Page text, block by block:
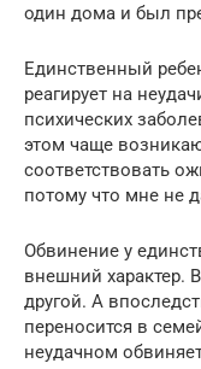
один дома и был
Единственный
реагирует на
психических
этом чаще
соответствовать
потому что мне не
Обвинение у
внешний характер.
другой. А
переносится в
неудачном